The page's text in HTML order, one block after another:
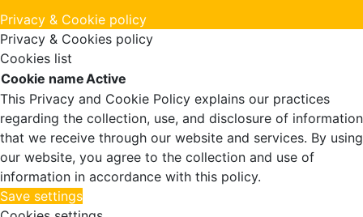
Privacy & Cookie policy
Privacy & Cookies policy
Cookies list
Cookie nameActive
This Privacy and Cookie Policy explains our practices
regarding the collection, use, and disclosure of information
that we receive through our website and services. By using
our website, you agree to the collection and use of
information in accordance with this policy.
Save settings